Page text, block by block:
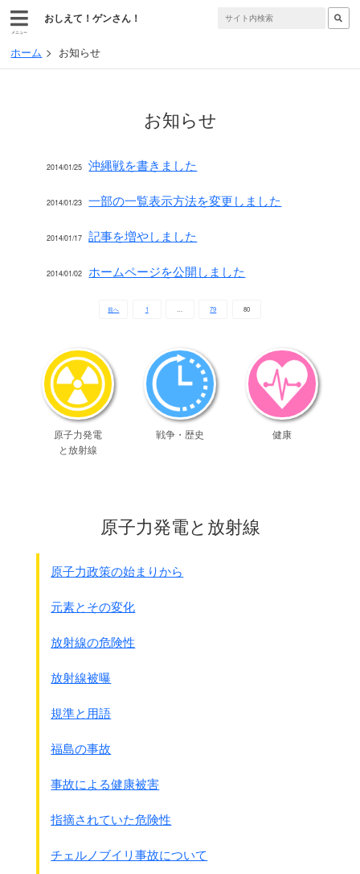
メニュー
おしえて！ゲンさん！
ホーム お知らせ
お知らせ
2014/01/25 沖縄戦を書きました
2014/01/23 一部の一覧表示方法を変更しました
2014/01/17 記事を増やしました
2014/01/02 ホームページを公開しました
前へ 1 79 80
原子力発電
と放射線
戦争・歴史 健康
原子力発電と放射線
原子力政策の始まりから
元素とその変化
放射線の危険性
放射線被曝
規準と用語
福島の事故
事故による健康被害
指摘されていた危険性
チェルノブイリ事故について